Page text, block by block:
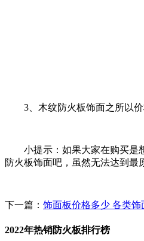
3、木纹防火板饰面之所以
小提示：如果大家在购买是
防火板饰面吧，虽然无法达到最
下一篇： 饰面板价格多少 各类饰
2022年热销防火板排行榜